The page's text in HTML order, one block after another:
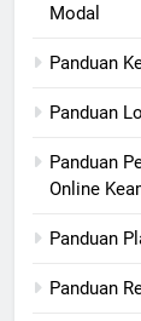
Modal
Panduan
Panduan
Panduan
Online
Panduan
Panduan